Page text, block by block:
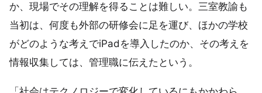
か、現場でその理解を得ることは難しい。三室教諭も
当初は、何度も外部の研修会に足を運び、ほかの学校
がどのような考えでiPadを導入したのか、その考えを
情報収集しては、管理職に伝えたという。